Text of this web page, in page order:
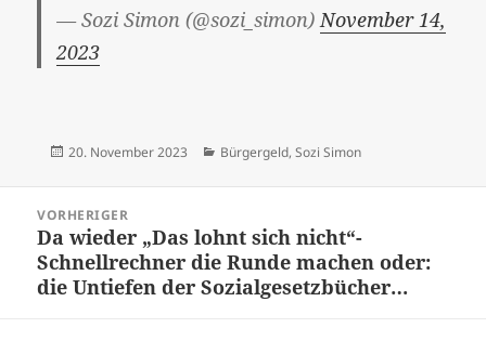
— Sozi Simon (@sozi_simon) November 14,
2023
Veröffentlicht
20. November 2023 Kategorien
Bürgergeld, Sozi Simon
VORHERIGER
Vorheriger
Beitrag:
Da wieder „Das lohnt sich nicht“-
Schnellrechner die Runde machen oder:
die Untiefen der Sozialgesetzbücher…